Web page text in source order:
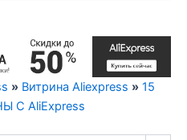
» Витрина Aliexpress » 15
С AliExpress